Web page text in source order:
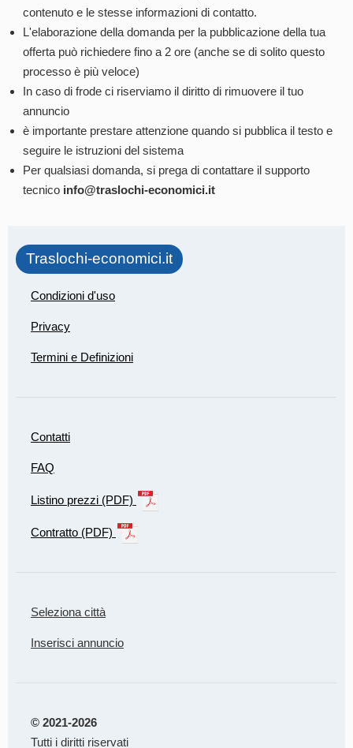
contenuto e le stesse informazioni di contatto.
L'elaborazione della domanda per la pubblicazione della tua
offerta può richiedere fino a 2 ore (anche se di solito questo
processo è più veloce)
In caso di frode ci riserviamo il diritto di rimuovere il tuo
annuncio
è importante prestare attenzione quando si pubblica il testo e
seguire le istruzioni del sistema
Per qualsiasi domanda, si prega di contattare il supporto
tecnico info@traslochi-economici.it
Traslochi-economici.it
Condizioni d'uso
Privacy
Termini e Definizioni
Contatti
FAQ
Listino prezzi (PDF)
Contratto (PDF)
Seleziona città
Inserisci annuncio
© 2021-2026
Tutti i diritti riservati